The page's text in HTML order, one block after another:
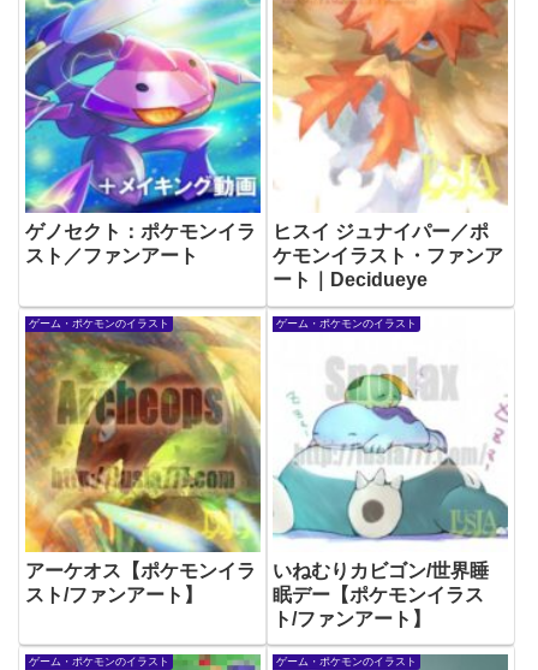
ゲノセクト：ポケモンイラ
スト／ファンアート
ヒスイ ジュナイパー／ポ
ケモンイラスト・ファンア
ート｜Decidueye
ゲーム・ポケモンのイラスト
アーケオス【ポケモンイラ
スト/ファンアート】
ゲーム・ポケモンのイラスト
いねむりカビゴン/世界睡
眠デー【ポケモンイラス
ト/ファンアート】
ゲーム・ポケモンのイラスト ゲーム・ポケモンのイラスト